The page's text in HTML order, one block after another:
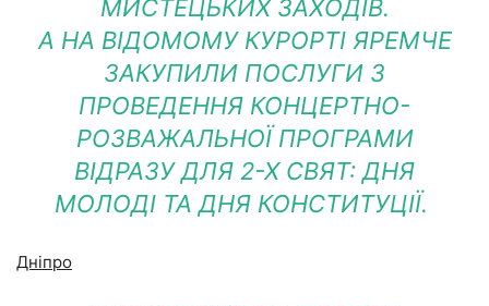
МИСТЕЦЬКИХ ЗАХОДІВ.
А НА ВІДОМОМУ КУРОРТІ ЯРЕМЧЕ
ЗАКУПИЛИ ПОСЛУГИ З
ПРОВЕДЕННЯ КОНЦЕРТНО-
РОЗВАЖАЛЬНОЇ ПРОГРАМИ
ВІДРАЗУ ДЛЯ 2-Х СВЯТ: ДНЯ
МОЛОДІ ТА ДНЯ КОНСТИТУЦІЇ.
Дніпро